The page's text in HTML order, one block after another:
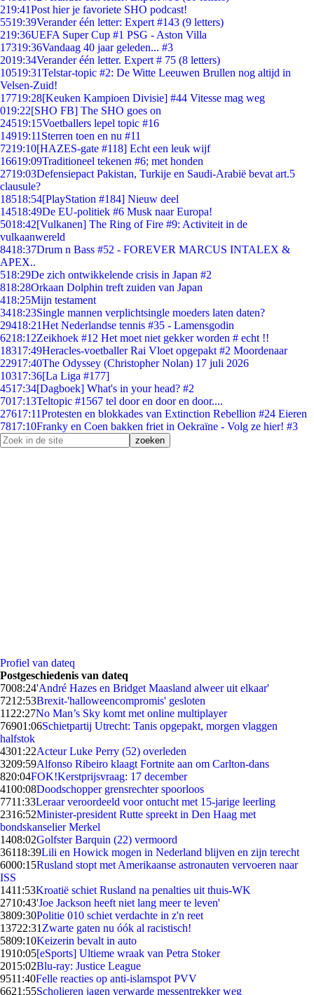
219:41Post hier je favoriete SHO podcast!
5519:39Verander één letter: Expert #143 (9 letters)
219:36UEFA Super Cup #1 PSG - Aston Villa
17319:36Vandaag 40 jaar geleden... #3
2019:34Verander één letter. Expert # 75 (8 letters)
10519:31Telstar-topic #2: De Witte Leeuwen Brullen nog altijd in
Velsen-Zuid!
17719:28[Keuken Kampioen Divisie] #44 Vitesse mag weg
019:22[SHO FB] The SHO goes on
24519:15Voetballers lepel topic #16
14919:11 Sterren toen en nu #11
7219:10[HAZES-gate #118] Echt een leuk wijf
16619:09Traditioneel tekenen #6; met honden
2719:03Defensiepact Pakistan, Turkije en Saudi-Arabië bevat art.5
clausule?
18518:54[PlayStation #184] Nieuw deel
14518:49De EU-politiek #6 Musk naar Europa!
5018:42[Vulkanen] The Ring of Fire #9: Activiteit in de
vulkaanwereld
8418:37Drum n Bass #52 - FOREVER MARCUS INTALEX &
APEX..
518:29De zich ontwikkelende crisis in Japan #2
818:28Orkaan Dolphin treft zuiden van Japan
418:25Mijn testament
3418:23Single mannen verplichtsingle moeders laten daten?
29418:21Het Nederlandse tennis #35 - Lamensgodin
6218:12Zeikhoek #12 Het moet niet gekker worden # echt !!
18317:49Heracles-voetballer Rai Vloet opgepakt #2 Moordenaar
22917:40The Odyssey (Christopher Nolan) 17 juli 2026
10317:36[La Liga #177]
4517:34[Dagboek] What's in your head? #2
7017:13Teltopic #1567 tel door en door en door....
27617:11Protesten en blokkades van Extinction Rebellion #24 Eieren
7817:10Franky en Coen bakken friet in Oekraïne - Volg ze hier! #3
Profiel van dateq
Postgeschiedenis van dateq
7008:24'André Hazes en Bridget Maasland alweer uit elkaar'
7212:53Brexit-'halloweencompromis' gesloten
11 22:27No Man’s Sky komt met online multiplayer
76901:06Schietpartij Utrecht: Tanis opgepakt, morgen vlaggen
halfstok
4301:22Acteur Luke Perry (52) overleden
3209:59Alfonso Ribeiro klaagt Fortnite aan om Carlton-dans
820:04FOK!Kerstprijsvraag: 17 december
4100:08Doodschopper grensrechter spoorloos
7711:33Leraar veroordeeld voor ontucht met 15-jarige leerling
2316:52Minister-president Rutte spreekt in Den Haag met
bondskanselier Merkel
1408:02Golfster Barquin (22) vermoord
36118:39Lili en Howick mogen in Nederland blijven en zijn terecht
6000:15Rusland stopt met Amerikaanse astronauten vervoeren naar
ISS
1411:53Kroatië schiet Rusland na penalties uit thuis-WK
2710:43'Joe Jackson heeft niet lang meer te leven'
3809:30Politie 010 schiet verdachte in z'n reet
13722:31 Zwarte gaten nu óók al racistisch!
5809:10Keizerin bevalt in auto
1910:05[eSports] Ultieme wraak van Petra Stoker
2015:02Blu-ray: Justice League
9511:40Felle reacties op anti-islamspot PVV
6621:55Scholieren jagen verwarde messentrekker weg